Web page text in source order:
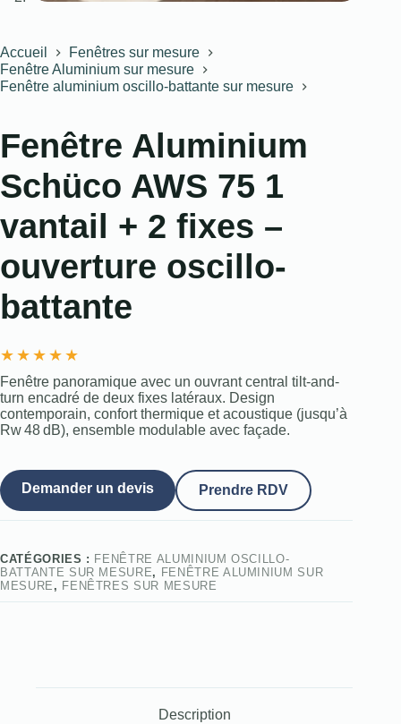
Accueil
Fenêtres sur mesure
Fenêtre Aluminium sur mesure
Fenêtre aluminium oscillo-battante sur mesure
Fenêtre Aluminium
Schüco AWS 75 1
vantail + 2 fixes –
ouverture oscillo-
battante
★ ★ ★ ★ ★
Fenêtre panoramique avec un ouvrant central tilt-and-
turn encadré de deux fixes latéraux. Design
contemporain, confort thermique et acoustique (jusqu’à
Rw 48 dB), ensemble modulable avec façade.
Demander un devis Prendre RDV
CATÉGORIES : FENÊTRE ALUMINIUM OSCILLO-
BATTANTE SUR MESURE, FENÊTRE ALUMINIUM SUR
MESURE , FENÊTRES SUR MESURE
Description